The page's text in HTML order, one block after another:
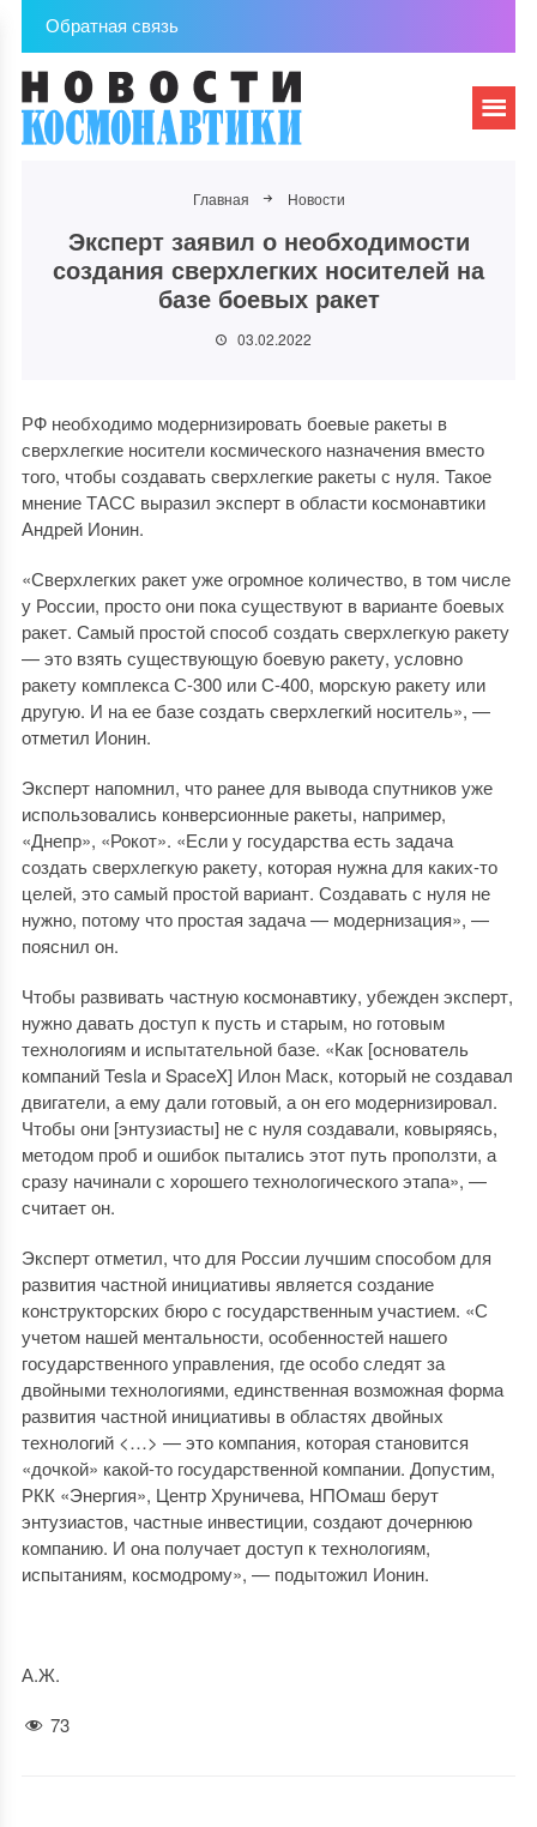
Обратная связь
Главная Новости
Эксперт заявил о необходимости
создания сверхлегких носителей на
базе боевых ракет
03.02.2022
РФ необходимо модернизировать боевые ракеты в
сверхлегкие носители космического назначения вместо
того, чтобы создавать сверхлегкие ракеты с нуля. Такое
мнение ТАСС выразил эксперт в области космонавтики
Андрей Ионин.
«Сверхлегких ракет уже огромное количество, в том числе
у России, просто они пока существуют в варианте боевых
ракет. Самый простой способ создать сверхлегкую ракету
— это взять существующую боевую ракету, условно
ракету комплекса С-300 или С-400, морскую ракету или
другую. И на ее базе создать сверхлегкий носитель», —
отметил Ионин.
Эксперт напомнил, что ранее для вывода спутников уже
использовались конверсионные ракеты, например,
«Днепр», «Рокот». «Если у государства есть задача
создать сверхлегкую ракету, которая нужна для каких-то
целей, это самый простой вариант. Создавать с нуля не
нужно, потому что простая задача — модернизация», —
пояснил он.
Чтобы развивать частную космонавтику, убежден эксперт,
нужно давать доступ к пусть и старым, но готовым
технологиям и испытательной базе. «Как [основатель
компаний Tesla и SpaceX] Илон Маск, который не создавал
двигатели, а ему дали готовый, а он его модернизировал.
Чтобы они [энтузиасты] не с нуля создавали, ковыряясь,
методом проб и ошибок пытались этот путь проползти, а
сразу начинали с хорошего технологического этапа», —
считает он.
Эксперт отметил, что для России лучшим способом для
развития частной инициативы является создание
конструкторских бюро с государственным участием. «С
учетом нашей ментальности, особенностей нашего
государственного управления, где особо следят за
двойными технологиями, единственная возможная форма
развития частной инициативы в областях двойных
технологий <…> — это компания, которая становится
«дочкой» какой-то государственной компании. Допустим,
РКК «Энергия», Центр Хруничева, НПОмаш берут
энтузиастов, частные инвестиции, создают дочернюю
компанию. И она получает доступ к технологиям,
испытаниям, космодрому», — подытожил Ионин.
А.Ж.
73